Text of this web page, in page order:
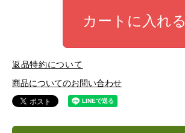
カートに入れる
返品特約について
商品についてのお問い合わせ